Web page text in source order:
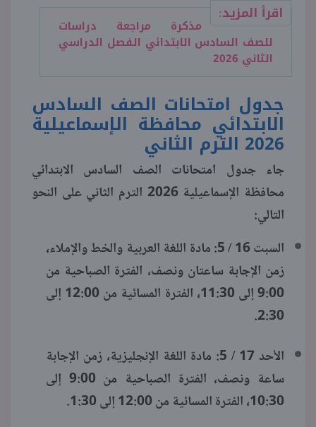
اقرأ المزيد:
مذكرة مراجعة دراسات
للصف السادس الابتدائي الفصل الدراسي
الثاني 2026
جدول امتحانات الصف السادس
الابتدائي محافظة الإسماعيلية
2026 الترم الثاني
جاء جدول امتحانات الصف السادس الابتدائي
محافظة الإسماعيلية 2026 الترم الثاني على النحو
التالي:​​​​​
السبت 16 / 5: مادة اللغة العربية والخط والإملاء،
زمن الإجابة ساعتان ونصف، الفترة الصباحية من
9:00 إلى 11:30، الفترة المسائية من 12:00 إلى
2:30.
الأحد 17 / 5: مادة اللغة الإنجليزية، زمن الإجابة
ساعة ونصف، الفترة الصباحية من 9:00 إلى
10:30، الفترة المسائية من 12:00 إلى 1:30.